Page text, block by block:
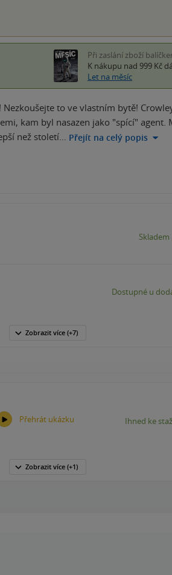
Při zaslání zboží
K nákupu nad 999 Kč
Let na měsíc
to ve vlastním bytě!
kam byl nasazen jako "spící"
než století… Přejít na celý popis
Skladem
Dostupné u
Zobrazit více (+7)
Přehrát ukázku Ihned ke
Zobrazit více (+1)